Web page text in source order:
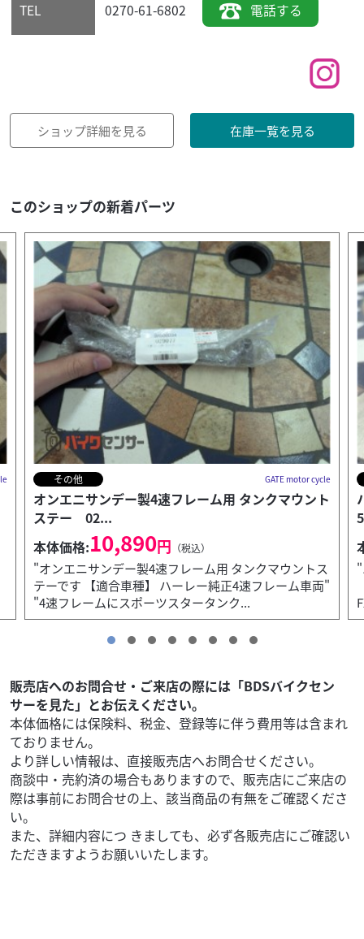
TEL 0270-61-6802 電話する
ショップ詳細を見る 在庫一覧を見る
このショップの新着パーツ
その他 GATE motor cycle
ハーレー純正ドッキングハードウエアキット
52300239
本体価格:11,680円 （税込）
"ハーレー純正ドッキングハードウエアキットです
【適合車種】 主に2013年〜2017年のFXSB、
FXSBSE、FXSEです"
販売店へのお問合せ・ご来店の際には「BDSバイクセン
サーを見た」とお伝えください。
本体価格には保険料、税金、登録等に伴う費用等は含まれ
ておりません。
より詳しい情報は、直接販売店へお問合せください。
商談中・売約済の場合もありますので、販売店にご来店の
際は事前にお問合せの上、該当商品の有無をご確認くださ
い。
また、詳細内容につ きましても、必ず各販売店にご確認い
ただきますようお願いいたします。